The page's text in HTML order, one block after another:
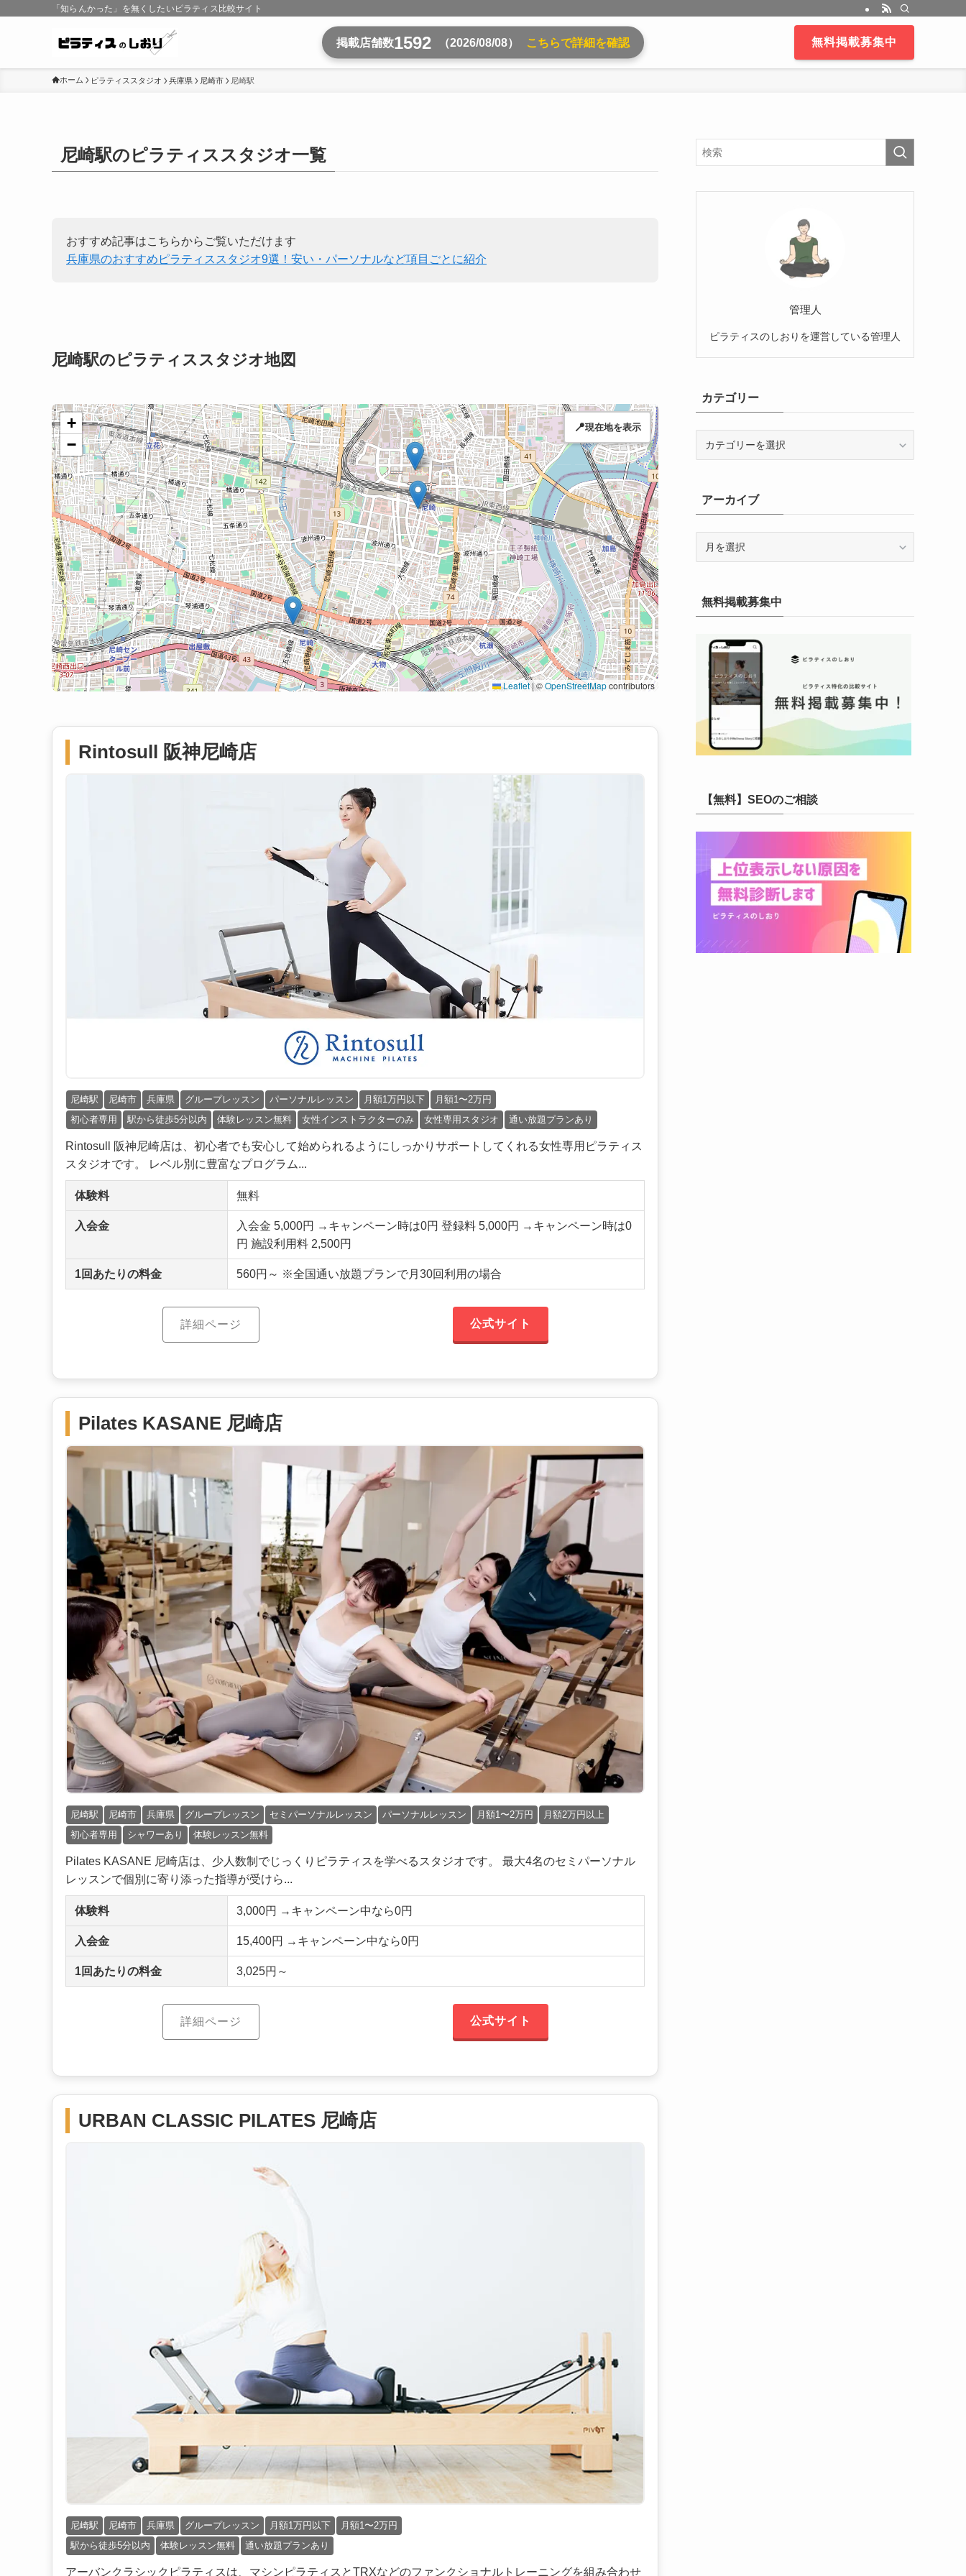
「知らんかった」を無くしたいピラティス比較サイト
無料掲載募集中
掲載店舗数1592 （2026/08/08） こちらで詳細を確認
ホーム ピラティススタジオ 兵庫県 尼崎市 尼崎駅
尼崎駅のピラティススタジオ一覧
おすすめ記事はこちらからご覧いただけます
兵庫県のおすすめピラティススタジオ9選！安い・パーソナルなど項目ごとに紹介
尼崎駅のピラティススタジオ地図
+
−
Leaflet|©OpenStreetMapcontributors
📍現在地を表示
Rintosull 阪神尼崎店
尼崎駅 尼崎市 兵庫県 グループレッスン パーソナルレッスン 月額1万円以下
月額1〜2万円
初心者専用
駅から徒歩5分以内 体験レッスン無料 女性インストラクターのみ 女性専用スタジオ 通い放題プランあり
Rintosull 阪神尼崎店は、初心者でも安心して始められるようにしっかりサポートしてくれる女性専用ピラティス
スタジオです。 レベル別に豊富なプログラム...
体験料 無料
入会金
入会金 5,000円 →キャンペーン時は0円 登録料 5,000円 →キャンペーン時は0
円 施設利用料 2,500円
1回あたりの料金 560円～ ※全国通い放題プランで月30回利用の場合
詳細ページ 公式サイト
Pilates KASANE 尼崎店
尼崎駅 尼崎市 兵庫県 グループレッスン セミパーソナルレッスン パーソナルレッスン 月額1〜2万円
月額2万円以上
初心者専用
シャワーあり 体験レッスン無料
Pilates KASANE 尼崎店は、少人数制でじっくりピラティスを学べるスタジオです。 最大4名のセミパーソナル
レッスンで個別に寄り添った指導が受けら...
体験料 3,000円 →キャンペーン中なら0円
入会金 15,400円 →キャンペーン中なら0円
1回あたりの料金 3,025円～
詳細ページ 公式サイト
URBAN CLASSIC PILATES 尼崎店
尼崎駅 尼崎市 兵庫県 グループレッスン 月額1万円以下
月額1〜2万円
駅から徒歩5分以内
体験レッスン無料 通い放題プランあり
アーバンクラシックピラティスは、マシンピラティスとTRXなどのファンクショナルトレーニングを組み合わせ
管理人
ピラティスのしおりを運営している管理人
カテゴリー
ーアーカイブ
ブ無料掲載募集中
【無料】SEOのご相談